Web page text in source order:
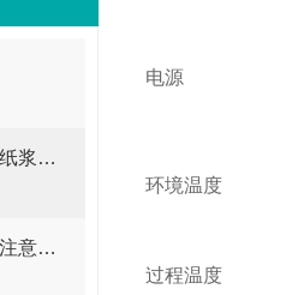
AXF日本横河电磁流量计检测纸浆时需注意什么
横河涡街流量计的特点和使用注意事项
电源
环境温度
过程温度